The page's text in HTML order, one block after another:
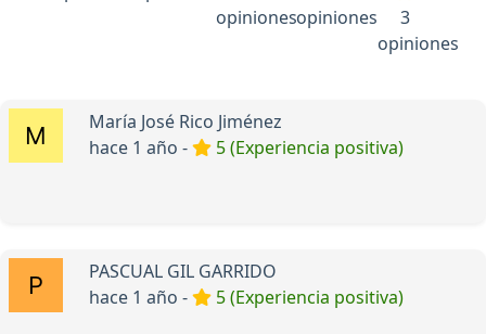
opinionesopiniones
3
opiniones
María José Rico Jiménez
hace 1 año -
5 (Experiencia positiva)
PASCUAL GIL GARRIDO
hace 1 año -
5 (Experiencia positiva)